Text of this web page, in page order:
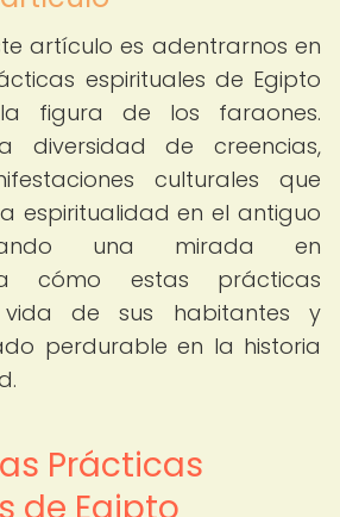
artículo es adentrarnos en
espirituales de Egipto
figura de los faraones.
diversidad de creencias,
culturales que
espiritualidad en el antiguo
una mirada en
cómo estas prácticas
de sus habitantes y
perdurable en la historia
Prácticas